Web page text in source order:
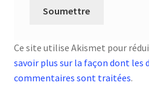
Ce site utilise Akismet pour
savoir plus sur la façon dont les
commentaires sont traitées.